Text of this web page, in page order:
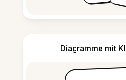
Diagramme mit